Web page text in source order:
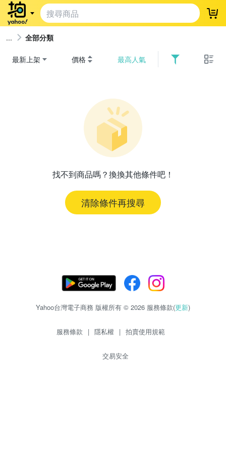
登
全部分類
最新上架 價格 最高人氣
找不到商品嗎？換換其他條件吧！
清除條件再搜尋
Yahoo台灣電子商務 版權所有 © 2026 服務條款(更新)
服務條款 | 隱私權 | 拍賣使用規範
交易安全